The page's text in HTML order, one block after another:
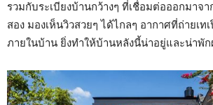
รวมกับระเบียงบ้านกว้างๆ ที่เชื่อมต่อออกมาจ
สอง มองเห็นวิวสวยๆ ได้ไกลๆ อากาศที่ถ่ายเท
ภายในบ้าน ยิ่งทำให้บ้านหลังนี้น่าอยู่และน่าพั